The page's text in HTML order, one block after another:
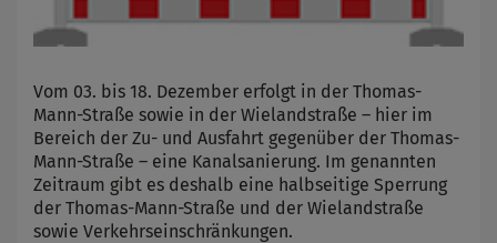
Vom 03. bis 18. Dezember erfolgt in der Thomas-
Mann-Straße sowie in der Wielandstraße – hier im
Bereich der Zu- und Ausfahrt gegenüber der Thomas-
Mann-Straße – eine Kanalsanierung. Im genannten
Zeitraum gibt es deshalb eine halbseitige Sperrung
der Thomas-Mann-Straße und der Wielandstraße
sowie Verkehrseinschränkungen.